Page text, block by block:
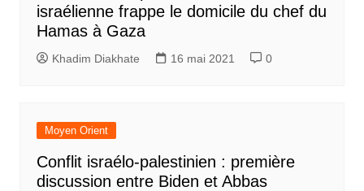
israélienne frappe le domicile du chef du
Hamas à Gaza
Khadim Diakhate 16 mai 2021 0
Moyen Orient
Conflit israélo-palestinien : première
discussion entre Biden et Abbas